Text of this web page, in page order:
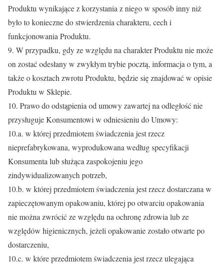
Produktu wynikające z korzystania z niego w sposób inny niż
było to konieczne do stwierdzenia charakteru, cech i
funkcjonowania Produktu.
9. W przypadku, gdy ze względu na charakter Produktu nie może
on zostać odesłany w zwykłym trybie pocztą, informacja o tym, a
także o kosztach zwrotu Produktu, będzie się znajdować w opisie
Produktu w Sklepie.
10. Prawo do odstąpienia od umowy zawartej na odległość nie
przysługuje Konsumentowi w odniesieniu do Umowy:
10.a. w której przedmiotem świadczenia jest rzecz
nieprefabrykowana, wyprodukowana według specyfikacji
Konsumenta lub służąca zaspokojeniu jego
zindywidualizowanych potrzeb,
10.b. w której przedmiotem świadczenia jest rzecz dostarczana w
zapieczętowanym opakowaniu, której po otwarciu opakowania
nie można zwrócić ze względu na ochronę zdrowia lub ze
względów higienicznych, jeżeli opakowanie zostało otwarte po
dostarczeniu,
10.c. w które przedmiotem świadczenia jest rzecz ulegająca